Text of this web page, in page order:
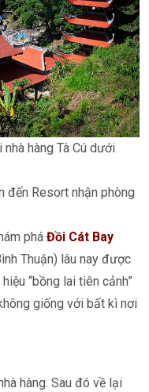
hàng Tà Cú dưới
đến Resort nhận phòng
phá Đồi Cát Bay
Thuận) lâu nay được
“bồng lai tiên cảnh”
giống với bất kì nơi
hàng. Sau đó về lại